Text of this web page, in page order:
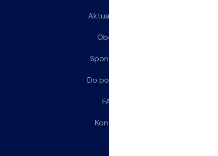
Aktualności
Obozy
Sponsorzy
Do pobrania
FAQ
Kontakt